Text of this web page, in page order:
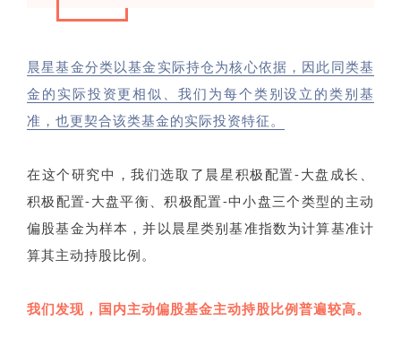
晨星基金分类以基金实际持仓为核心依据，因此同类基
金的实际投资更相似、我们为每个类别设立的类别基
准，也更契合该类基金的实际投资特征。
在这个研究中，我们选取了晨星积极配置-大盘成长、
积极配置-大盘平衡、积极配置-中小盘三个类型的主动
偏股基金为样本，并以晨星类别基准指数为计算基准计
算其主动持股比例。
我们发现，国内主动偏股基金主动持股比例普遍较高。